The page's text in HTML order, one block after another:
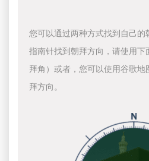
您可以通过两种方式找到自己
指南针找到朝拜方向，请使用
拜角）或者，您可以使用谷歌
拜方向。